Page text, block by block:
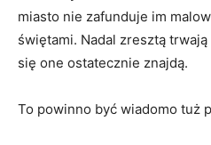
miasto nie zafunduje im
świętami. Nadal zresztą
się one ostatecznie znajdą.
To powinno być wiadomo tuż